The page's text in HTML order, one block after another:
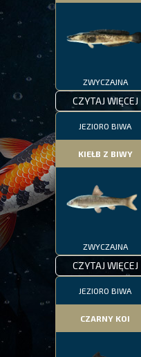
ZWYCZAJNA
CZYTAJ WIĘCEJ
JEZIORO BIWA
KIEŁB Z BIWY
ZWYCZAJNA
CZYTAJ WIĘCEJ
JEZIORO BIWA
CZARNY KOI